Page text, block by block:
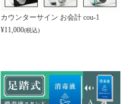
カウンターサイン お会計 cou-1
¥11,000(税込)